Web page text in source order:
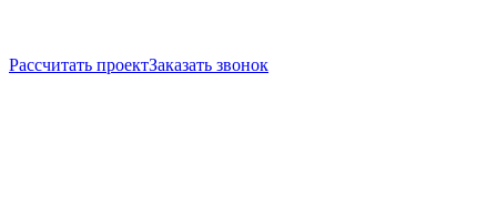
Рассчитать проектЗаказать звонок